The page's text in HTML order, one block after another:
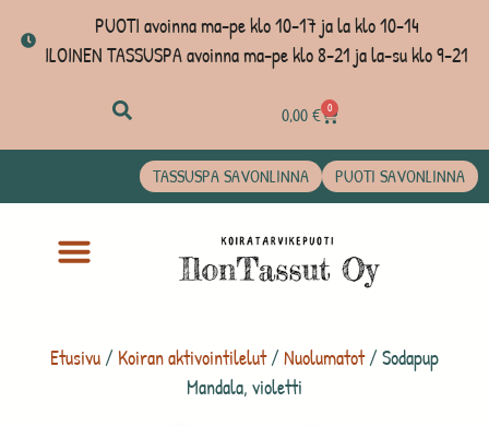
PUOTI avoinna ma-pe klo 10-17 ja la klo 10-14
ILOINEN TASSUSPA avoinna ma-pe klo 8-21 ja la-su klo 9-21
0,00€ 0
TASSUSPA SAVONLINNA PUOTI SAVONLINNA
Etusivu /Koiran aktivointilelut/Nuolumatot/ Sodapup
Mandala, violetti